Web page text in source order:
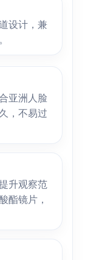
设计，兼
亚洲人脸
，不易过
升观察范
酯镜片，